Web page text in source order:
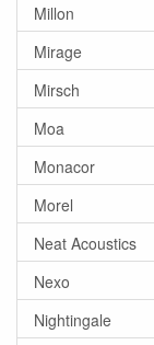
Millon
Mirage
Mirsch
Moa
Monacor
Morel
Neat Acoustics
Nexo
Nightingale